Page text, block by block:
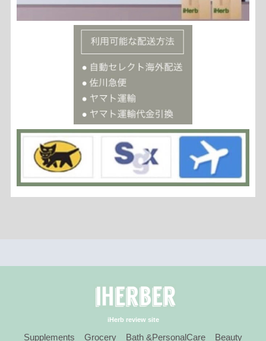
iHerb review site
Supplements Grocery Bath &PersonalCare Beauty